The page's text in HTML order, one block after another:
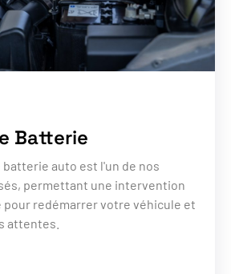
Batterie
batterie auto est l'un de nos
permettant une intervention
redémarrer votre véhicule et
attentes.